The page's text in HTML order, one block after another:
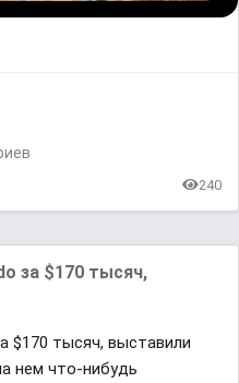
240
зa $170 тысяч,
$170 тысяч, выставили
нeм что-нибyдь